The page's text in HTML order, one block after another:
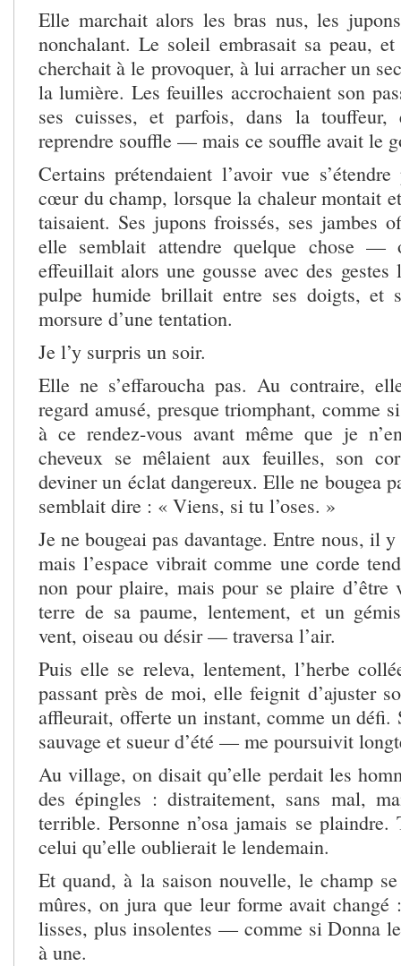
Elle marchait alors les bras nus, les
nonchalant. Le soleil embrasait sa peau,
cherchait à le provoquer, à lui arracher un
la lumière. Les feuilles accrochaient son
ses cuisses, et parfois, dans la touffeur,
reprendre souffle — mais ce souffle avait le
Certains prétendaient l’avoir vue
cœur du champ, lorsque la chaleur montait
taisaient. Ses jupons froissés, ses jambes
elle semblait attendre quelque chose —
effeuillait alors une gousse avec des
pulpe humide brillait entre ses doigts, et
morsure d’une tentation.
Je l’y surpris un soir.
Elle ne s’effaroucha pas. Au contraire,
regard amusé, presque triomphant, comme
à ce rendez-vous avant même que je
cheveux se mêlaient aux feuilles, son
deviner un éclat dangereux. Elle ne bougea
semblait dire : « Viens, si tu l’oses. »
Je ne bougeai pas davantage. Entre nous, il
mais l’espace vibrait comme une corde
non pour plaire, mais pour se plaire d’être
terre de sa paume, lentement, et un
vent, oiseau ou désir — traversa l’air.
Puis elle se releva, lentement, l’herbe
passant près de moi, elle feignit d’ajuster
affleurait, offerte un instant, comme un
sauvage et sueur d’été — me poursuivit
Au village, on disait qu’elle perdait les
des épingles : distraitement, sans mal,
terrible. Personne n’osa jamais se plaindre.
celui qu’elle oublierait le lendemain.
Et quand, à la saison nouvelle, le champ
mûres, on jura que leur forme avait changé
lisses, plus insolentes — comme si Donna
à une.